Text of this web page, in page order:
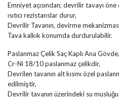
Emniyet açısından; devrilir tavayı
ısıtıcı rezistanslar durur,
Devrilir Tavanın, devirme
Tava kalkık konumda durdurulabilir.
Paslanmaz Çelik Saç Kaplı Ana
Cr-Ni 18/10 paslanmaz çelikdir,
Devrilen tavanın alt kısmı özel
edilmiştir,
Devrilir tavanın üzerindeki su